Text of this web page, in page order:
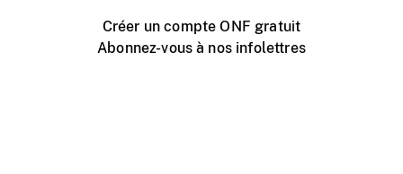
Créer un compte ONF gratuit
Abonnez-vous à nos infolettres